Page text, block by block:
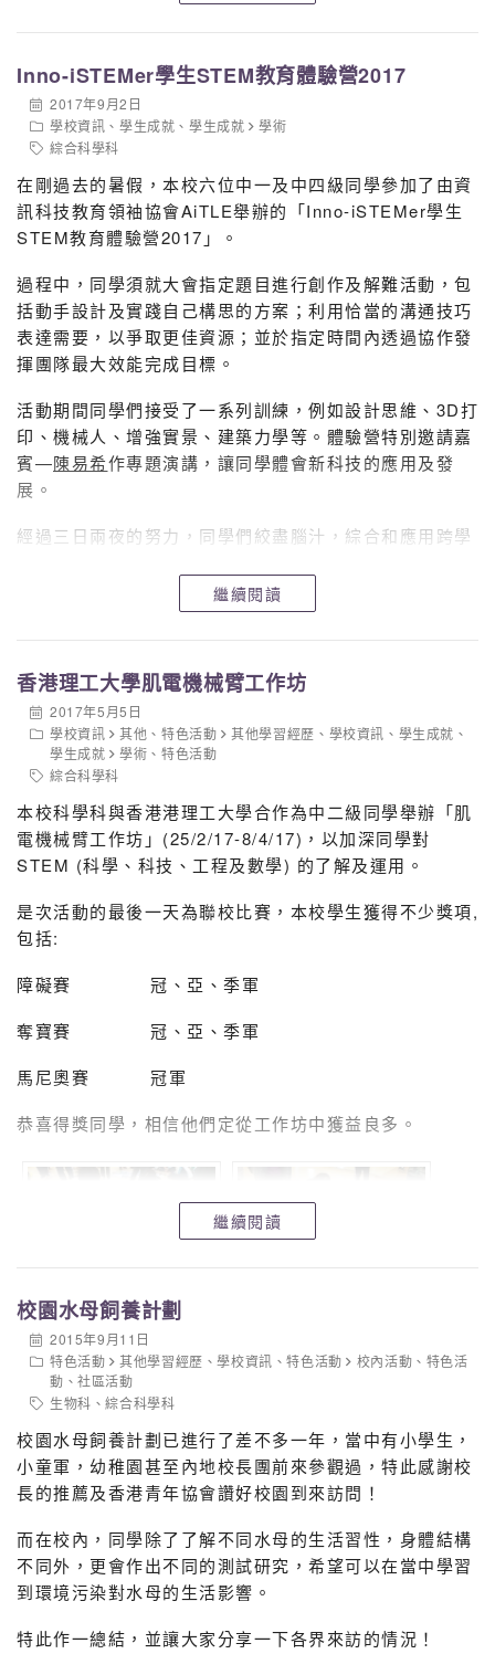
1B
王昱舜
優異證書Credit
1B
楊丰源
優異證書Credit
1B
2B
2B
劉鎧狄
優異證書Credit
2B
趙靈兒
2B
胡迪皓
優良證書Merit
3A
余澤涵
優異證書Credit
3B
張柏恒
優異證書Credit
4A 鄭諾天
榮譽證書
Distinction
4A
譚正豪
優異證書Credit
石梦厦
李文浩
Inno-iSTEMer學生STEM教育體驗營2017
2017年9月2日
學校資訊 、學生成就 、學生成就
學術
綜合科學科
在剛過去的暑假，本校六位中一及中四級同學參加了由資
訊科技教育領袖協會AiTLE舉辦的「Inno-iSTEMer學生
STEM教育體驗營2017」。
過程中，同學須就大會指定題目進行創作及解難活動，包
括動手設計及實踐自己構思的方案；利用恰當的溝通技巧
表達需要，以爭取更佳資源；並於指定時間內透過協作發
揮團隊最大效能完成目標。
活動期間同學們接受了一系列訓練，例如設計思維、3D打
印、機械人、增強實景、建築力學等。體驗營特別邀請嘉
賓—陳易希作專題演講，讓同學體會新科技的應用及發
展。
經過三日兩夜的努力，同學們絞盡腦汁，綜合和應用跨學
子裝置，並有幸獲得以下獎項：
靈風一隊（黃頌鏗1B、彭紹清4C、姚嘉俊4C）— 「自助
電子賬單」榮獲「最佳提案演示」銅獎及作品獎銀獎
靈風二隊（蔡嘉希1B、徐文健4C、陳英傑4C）— 「顧客
自動偵測系統」榮獲「最佳提案演示」銀獎及作品獎銀獎
繼續閱讀
香港理工大學肌電機械臂工作坊
2017年5月5日
學校資訊
其他 、特色活動 其他學習經歷 、 學校資訊 、 學生成就 、
學生成就
學術 、特色活動
綜合科學科
本校科學科與香港港理工大學合作為中二級同學舉辦「肌
電機械臂工作坊」(25/2/17-8/4/17)，以加深同學對
STEM (科學、科技、工程及數學) 的了解及運用。
是次活動的最後一天為聯校比賽，本校學生獲得不少獎項,
包括:
障礙賽 冠、亞、季軍
奪寶賽 冠、亞、季軍
馬尼奧賽 冠軍
恭喜得獎同學，相信他們定從工作坊中獲益良多。
繼續閱讀
校園水母飼養計劃
2015年9月11日
特色活動
其他學習經歷 、學校資訊 、特色活動 校內活動 、 特色活
動 、社區活動
生物科 、綜合科學科
校園水母飼養計劃已進行了差不多一年，當中有小學生，
小童軍，幼稚園甚至內地校長團前來參觀過，特此感謝校
長的推薦及香港青年協會讚好校園到來訪問！
而在校內，同學除了了解不同水母的生活習性，身體結構
不同外，更會作出不同的測試研究，希望可以在當中學習
到環境污染對水母的生活影響。
特此作一總結，並讓大家分享一下各界來訪的情況！